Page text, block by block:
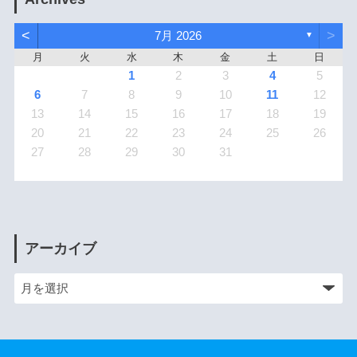
< 7月 2026 ▼ >
月 火 水 木 金 土 日
1 2 3 4
5
6
7 8 9 10 11
12
13
14 15 16 17 18
19
20
21 22 23 24 25
26
27
28 29 30 31
アーカイブ